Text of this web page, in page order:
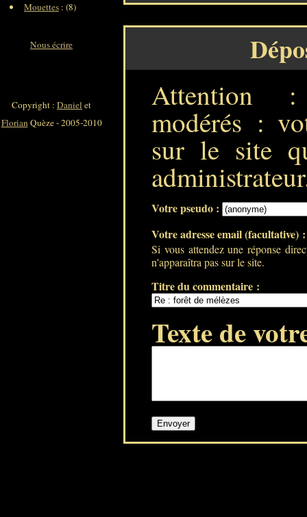
Attention :
modérés :
sur le site
Votre pseudo :
Votre adresse email (facultative)
Si vous attendez une réponse
n'apparaîtra pas sur le site.
Titre du commentaire :
Texte de
Mouettes : (8)
Nous écrire
Copyright : Daniel et
FlorianQuèze - 2005-2010